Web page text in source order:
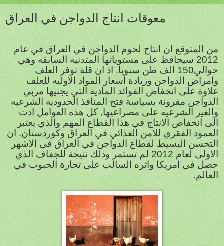
معوقات انتاج الدواجن في العراق
من المتوقع ان انتاج لحوم الدواجن في العراق في عام
2012 سيحافظ على مستوياتها المتدنيه السابقه وهي
حوالي150 الف طن سنويا. اذ ان قلة توفر العلف
وامراض الدواجن وزيادة اسعار المواد الاوليه للعلف
علاوة على انخفاض الفوائد المادية التي يجنيها مربي
الدواجن مقرونة بسياسة فتح المنافذ الحدوديه الشرعيه
والغير الشرعيه على مصراعيها, كل هذه العوامل ادت
الى انخفاض الانتاج في هذا القطاع المهم والذي يعتبر
العمود الفقري للامن الغذائي في العراق وكوردستان. ان
التحسن البسيط لقطاع الدواجن في العراق في الاشهر
الاولى لعام 2012 لم تستمر وذلك نتيجة للجفاف الذي
حصل في امريكا واثره السالب على تجارة الحبوب في
العالم.